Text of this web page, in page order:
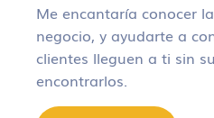
Me encantaría conocer
negocio, y ayudarte a
clientes lleguen a ti sin
encontrarlos.